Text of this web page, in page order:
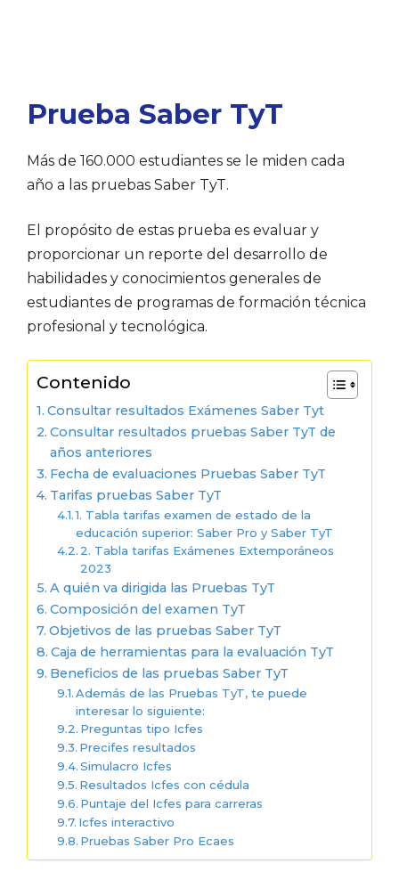
Prueba Saber TyT
Más de 160.000 estudiantes se le miden cada
año a las pruebas Saber TyT.
El propósito de estas prueba es evaluar y
proporcionar un reporte del desarrollo de
habilidades y conocimientos generales de
estudiantes de programas de formación técnica
profesional y tecnológica.
Contenido
Consultar resultados Exámenes Saber Tyt
Consultar resultados pruebas Saber TyT de
años anteriores
Fecha de evaluaciones Pruebas Saber TyT
Tarifas pruebas Saber TyT
1. Tabla tarifas examen de estado de la
educación superior: Saber Pro y Saber TyT
2. Tabla tarifas Exámenes Extemporáneos
2023
A quién va dirigida las Pruebas TyT
Composición del examen TyT
Objetivos de las pruebas Saber TyT
Caja de herramientas para la evaluación TyT
Beneficios de las pruebas Saber TyT
Además de las Pruebas TyT, te puede
interesar lo siguiente:
Preguntas tipo Icfes
Precifes resultados
Simulacro Icfes
Resultados Icfes con cédula
Puntaje del Icfes para carreras
Icfes interactivo
Pruebas Saber Pro Ecaes